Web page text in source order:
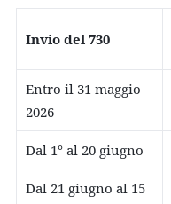
Invio del 730
Entro il 31 maggio
2026
Dal 1° al 20 giugno
Dal 21 giugno al 15